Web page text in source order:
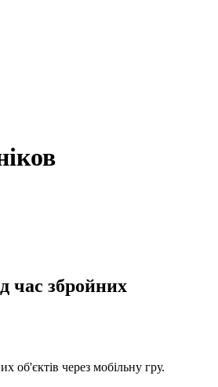
час збройних
об'єктів через мобільну гру.